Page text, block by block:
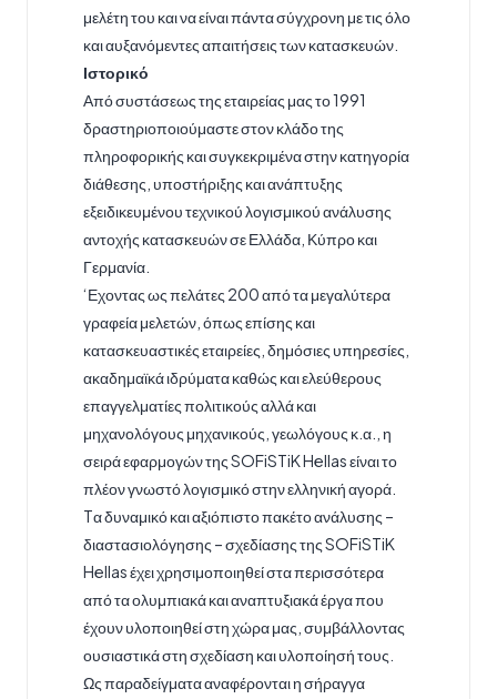
μελέτη του και να είναι πάντα σύγχρονη με τις όλο
και αυξανόμεντες απαιτήσεις των κατασκευών.
Ιστορικό
Από συστάσεως της εταιρείας μας το 1991
δραστηριοποιούμαστε στον κλάδο της
πληροφορικής και συγκεκριμένα στην κατηγορία
διάθεσης, υποστήριξης και ανάπτυξης
εξειδικευμένου τεχνικού λογισμικού ανάλυσης
αντοχής κατασκευών σε Ελλάδα, Κύπρο και
Γερμανία.
‘Εχοντας ως πελάτες 200 από τα μεγαλύτερα
γραφεία μελετών, όπως επίσης και
κατασκευαστικές εταιρείες, δημόσιες υπηρεσίες,
ακαδημαϊκά ιδρύματα καθώς και ελεύθερους
επαγγελματίες πολιτικούς αλλά και
μηχανολόγους μηχανικούς, γεωλόγους κ.α., η
σειρά εφαρμογών της SOFiSTiK Hellas είναι το
πλέον γνωστό λογισμικό στην ελληνική αγορά.
Tα δυναμικό και αξιόπιστο πακέτο ανάλυσης –
διαστασιολόγησης – σχεδίασης της SOFiSTiK
Hellas έχει χρησιμοποιηθεί στα περισσότερα
από τα ολυμπιακά και αναπτυξιακά έργα που
έχουν υλοποιηθεί στη χώρα μας, συμβάλλοντας
ουσιαστικά στη σχεδίαση και υλοποίησή τους.
Ως παραδείγματα αναφέρονται η σήραγγα